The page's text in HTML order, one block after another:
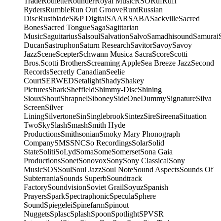
RydersRumbleRun Out GrooveRuntRussian
DiscRustbladeS&P DigitalSAARSABASackvilleSacred
BonesSacred TongueSagaSagittarian
MusicSaguitariusSalsoulSalvationSalvoSamadhisoundSamurai
DucanSastruphonSaturn ResearchSavitorSavoySavoy
JazzSceneScepterSchwann Musica SacraScoreScotti
Bros.Scotti BrothersScreaming AppleSea Breeze JazzSecond
RecordsSecretly CanadianSeelie
CourtSERWEDSetalightShadyShakey
PicturesSharkSheffieldShimmy-DiscShining
SiouxShoutShrapnelSiboneySideOneDummySignatureSilva
ScreenSilver
LiningSilvertoneSinSinglebrookSintezSireSireenaSituation
TwoSkySlashSmashSmith Hyde
ProductionsSmithsonianSmoky Mary Phonograph
CompanySMSSNCSo RecordingsSolarSolid
StateSolitiSoLydSomaSomeSomersetSona Gaia
ProductionsSonetSonovoxSonySony ClassicalSony
MusicSOSSoulSoul JazzSoul NoteSound AspectsSounds Of
SubterraniaSounds SuperbSoundtrack
FactorySoundvisionSoviet GrailSoyuzSpanish
PrayersSparkSpectraphonicSpeculaSphere
SoundSpiegeleiSpinefarmSpinout
NuggetsSplascSplashSpoonSpotlightSPVSR